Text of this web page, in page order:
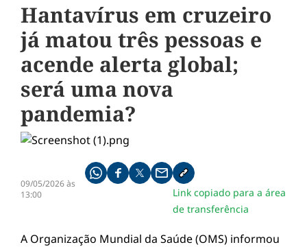
Hantavírus em cruzeiro
já matou três pessoas e
acende alerta global;
será uma nova
pandemia?
09/05/2026 às
13:00
Compartilhe pelo whatsapp
Compartilhar no facebook
Compartilhar no twitter
Compartilhe pelo email
Copiar link da notícia
Link copiado para a área
de transferência
A Organização Mundial da Saúde (OMS) informou